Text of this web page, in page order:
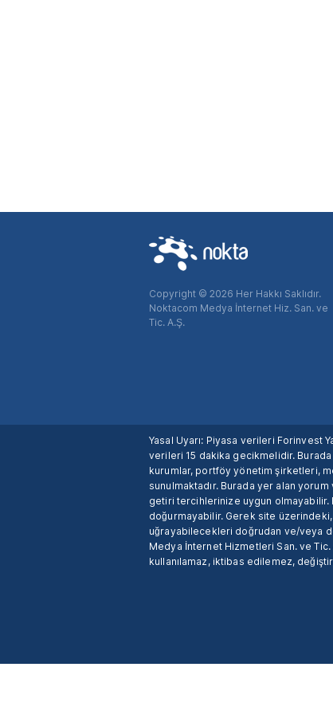
Copyright © 2026 Her Hakkı Saklıdır.
Noktacom Medya İnternet Hiz. San. ve
Tic. A.Ş.
Yasal Uyarı: Piyasa verileri Forinvest
verileri 15 dakika gecikmelidir. Burada
kurumlar, portföy yönetim şirketleri,
sunulmaktadır. Burada yer alan
getiri tercihlerinize uygun olmayabilir.
doğurmayabilir. Gerek site üzerindeki,
uğrayabilecekleri doğrudan ve/veya
Medya İnternet Hizmetleri San. ve
kullanılamaz, iktibas edilemez,